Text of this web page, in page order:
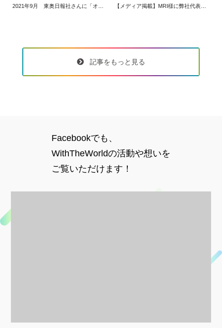
【メディア掲載】MRI様に弊社代表を取材して頂きました！
記事をもっと見る
Facebookでも、
WithTheWorldの活動や想いを
ご覧いただけます！